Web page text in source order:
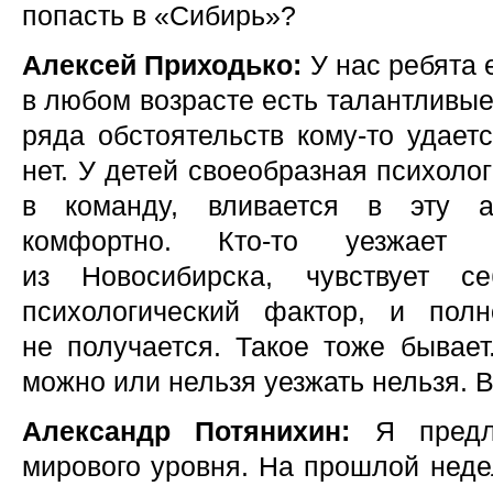
попасть в «Сибирь»?
Алексей Приходько: У нас ребята
в любом возрасте есть
ряда обстоятельств кому-то
нет. У детей своеобразная
в команду, вливается в эту
комфортно. Кто-то уезжает
из Новосибирска, чувствует
психологический фактор, и
не получается. Такое тоже
можно или нельзя уезжать нельзя.
Александр Потянихин: Я
мирового уровня. На прошлой